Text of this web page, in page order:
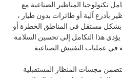
تكنولوجيا المناظير الصناعية مع
بأذرع آلية أو طائرات بدون طيار ،
بشكل مستقل في المناطق الخطرة أو
هذا التكامل إلى تحسين السلامة
في عمليات التفتيش الصناعية.
تتضمن مجسات المنظار المستقبلية